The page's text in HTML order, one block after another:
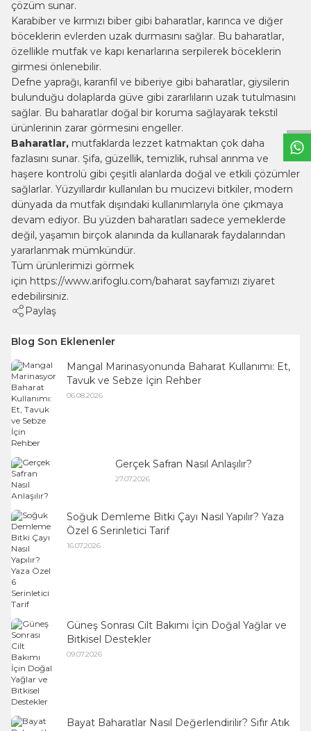
W
h
t
s
a
p
p
B
i
l
g
H
a
t
çözüm sunar.
Karabiber ve kırmızı biber gibi baharatlar, karınca ve diğer
böceklerin evlerden uzak durmasını sağlar. Bu baharatlar,
özellikle mutfak ve kapı kenarlarına serpilerek böceklerin
girmesi önlenebilir.
Defne yaprağı, karanfil ve biberiye gibi baharatlar, giysilerin
bulunduğu dolaplarda güve gibi zararlıların uzak tutulmasını
sağlar. Bu baharatlar doğal bir koruma sağlayarak tekstil
ürünlerinin zarar görmesini engeller.
Baharatlar, mutfaklarda lezzet katmaktan çok daha
fazlasını sunar. Şifa, güzellik, temizlik, ruhsal arınma ve
haşere kontrolü gibi çeşitli alanlarda doğal ve etkili çözümler
sağlarlar. Yüzyıllardır kullanılan bu mucizevi bitkiler, modern
dünyada da mutfak dışındaki kullanımlarıyla öne çıkmaya
devam ediyor. Bu yüzden baharatları sadece yemeklerde
değil, yaşamın birçok alanında da kullanarak faydalarından
yararlanmak mümkündür.
Tüm ürünlerimizi görmek
için https://www.arifoglu.com/baharat sayfamızı ziyaret
edebilirsiniz.
Paylaş
Blog Son Eklenenler
Mangal Marinasyonunda Baharat Kullanımı: Et,
Tavuk ve Sebze İçin Rehber
06.08.2026
Gerçek Safran Nasıl Anlaşılır?
27.07.2026
Soğuk Demleme Bitki Çayı Nasıl Yapılır? Yaza
Özel 6 Serinletici Tarif
16.07.2026
Güneş Sonrası Cilt Bakımı İçin Doğal Yağlar ve
Bitkisel Destekler
09.07.2026
Bayat Baharatlar Nasıl Değerlendirilir? Sıfır Atık